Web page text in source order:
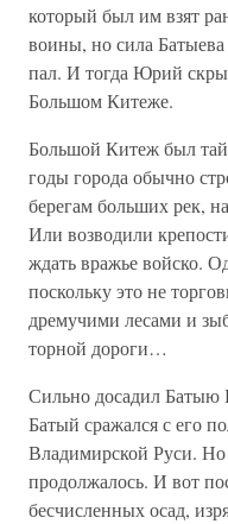
который был им взят
воины, но сила
пал. И тогда Юрий
Большом Китеже.
Большой Китеж был
годы города обычно
берегам больших рек,
Или возводили
ждать вражье войско.
поскольку это не
дремучими лесами и
торной дороги…
Сильно досадил
Батый сражался с его
Владимирской Руси.
продолжалось. И вот
бесчисленных осад,